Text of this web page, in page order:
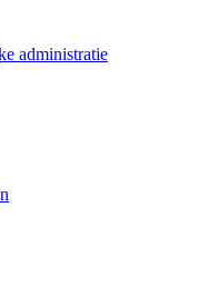
administratie